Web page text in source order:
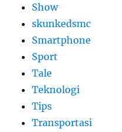
Show
skunkedsmc
Smartphone
Sport
Tale
Teknologi
Tips
Transportasi